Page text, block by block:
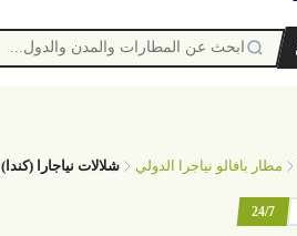
مطار بافالو نياجرا الدولي شلالات نياجارا (كندا)
24/7